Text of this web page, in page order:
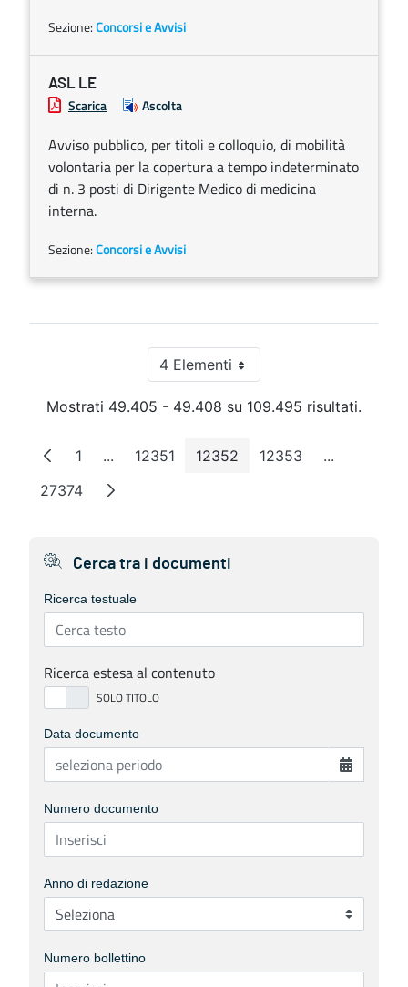
Sezione:Concorsi e Avvisi
ASL LE
Scarica Ascolta
Avviso pubblico, per titoli e colloquio, di mobilità
volontaria per la copertura a tempo indeterminato
di n. 3 posti di Dirigente Medico di medicina
interna.
Sezione:Concorsi e Avvisi
4 ElementiPer pagina
Mostrati 49.405 - 49.408 su 109.495 risultati.
Pagina
1 ...Pagine intermedie
Pagina
12351 Pagina
12352 Pagina
12353 ...Pagine
Pagina
27374
Cerca tra i documenti
Ricerca testuale
Ricerca estesa al contenuto
Data documento
Numero documento
Anno di redazione
Numero bollettino